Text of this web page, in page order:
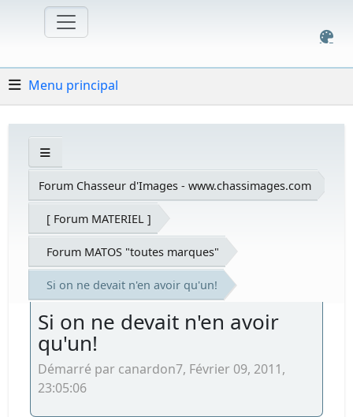
Menu principal
Forum Chasseur d'Images - www.chassimages.com
[ Forum MATERIEL ]
Forum MATOS "toutes marques"
Si on ne devait n'en avoir qu'un!
Si on ne devait n'en avoir
qu'un!
Démarré par canardon7, Février 09, 2011,
23:05:06